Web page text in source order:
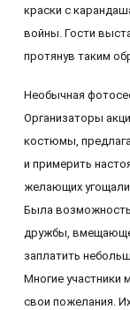
краски с
войны. Гости
протянув таким
Необычная
Организаторы
костюмы,
и примерить
желающих угощали
Была возможность
дружбы,
заплатить
Многие участники
свои пожелания.